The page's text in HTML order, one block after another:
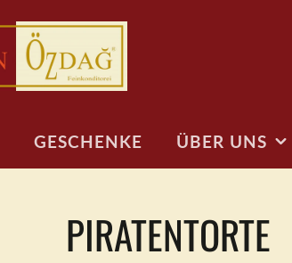
LECKERE KLEINIGKEITEN
Muffins
TÖRTCHEN & CO
KINDERTORTEN
Baby
GESCHENKE ÜBER UNS
VERSANDINFOS
PIRATENTORTE